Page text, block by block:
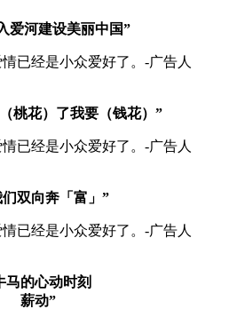
爱河建设美丽中国”
桃花）了我要（钱花）”
们双向奔「富」”
马的心动时刻
薪动”